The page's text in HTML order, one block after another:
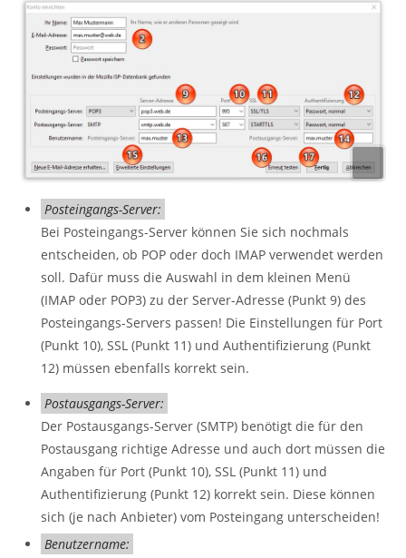
Posteingangs-Server:
Bei Posteingangs-Server können Sie sich nochmals
entscheiden, ob POP oder doch IMAP verwendet werden
soll. Dafür muss die Auswahl in dem kleinen Menü
(IMAP oder POP3) zu der Server-Adresse (Punkt 9) des
Posteingangs-Servers passen! Die Einstellungen für Port
(Punkt 10), SSL (Punkt 11) und Authentifizierung (Punkt
12) müssen ebenfalls korrekt sein.
Postausgangs-Server:
Der Postausgangs-Server (SMTP) benötigt die für den
Postausgang richtige Adresse und auch dort müssen die
Angaben für Port (Punkt 10), SSL (Punkt 11) und
Authentifizierung (Punkt 12) korrekt sein. Diese können
sich (je nach Anbieter) vom Posteingang unterscheiden!
Benutzername: